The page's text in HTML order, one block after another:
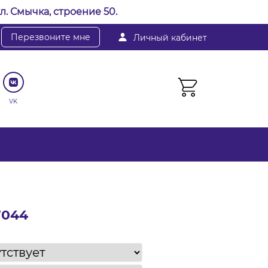
Смычка, строение 50.
Личный кабинет
Перезвоните мне
VK